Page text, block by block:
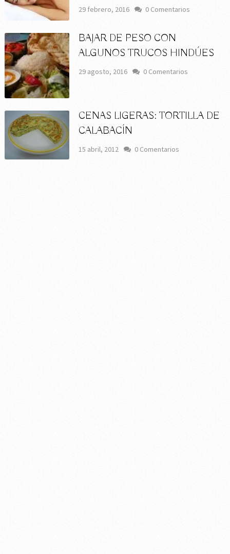
29 febrero, 2016 0 Comentarios
BAJAR DE PESO CON
ALGUNOS TRUCOS HINDÚES
29 agosto, 2016 0 Comentarios
CENAS LIGERAS: TORTILLA DE
CALABACÍN
15 abril, 2012 0 Comentarios